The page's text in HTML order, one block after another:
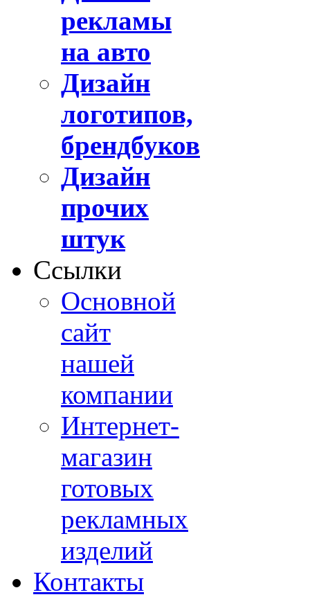
рекламы
на авто
Дизайн
логотипов,
брендбуков
Дизайн
прочих
штук
Ссылки
Основной
сайт
нашей
компании
Интернет-
магазин
готовых
рекламных
изделий
Контакты